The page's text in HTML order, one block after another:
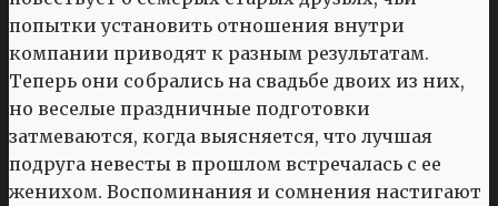
попытки установить отношения внутри
компании приводят к разным результатам.
Теперь они собрались на свадьбе двоих из них,
но веселые праздничные подготовки
затмеваются, когда выясняется, что лучшая
подруга невесты в прошлом встречалась с ее
женихом. Воспоминания и сомнения настигают